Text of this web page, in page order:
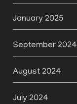
January 2025
September 2024
August 2024
July 2024